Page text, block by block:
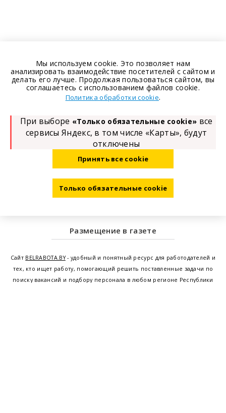
Размещение в газете
Сайт BELRABOTA.BY- удобный и понятный ресурс для работодателей и
тех, кто ищет работу, помогающий решить поставленные задачи по
поиску вакансий и подбору персонала в любом регионе Республики
Мы используем cookie. Это позволяет нам
анализировать взаимодействие посетителей с сайтом и
делать его лучше. Продолжая пользоваться сайтом, вы
соглашаетесь с использованием файлов cookie.
Политика обработки cookie.
При выборе «Только обязательные cookie» все
сервисы Яндекс, в том числе «Карты», будут
отключены
Принять все cookie
Только обязательные cookie